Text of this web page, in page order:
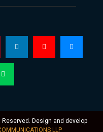
Design and develop
LLP